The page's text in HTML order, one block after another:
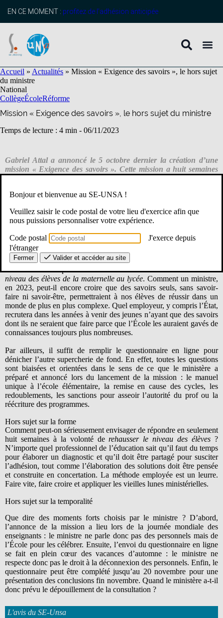
principal
EN CE MOMENT : profitez de l’adhésion anticipée
Accueil » Actualités » Mission « Exigence des savoirs », le hors sujet
du ministre
National
CollègeÉcoleRéforme
Mission « Exigence des savoirs », le hors sujet du ministre
Temps de lecture : 4 min - 06/11/2023
Gabriel Attal a annoncé le 5 octobre dernier la création d’une
mission « Exigence des savoirs ». Cette mission a huit semaines
pour rendre un rapport sur les réformes pédagogiques à
mission, se trouve une consultation des personnels (sans les CPE
SE-Unsa, le ministre est hors sujet.
Hors sujet sur le fond
Le titre même de la mission montre une vue restrictive et rétrograde
de ce que l’École doit enseigner et apporter aux élèves. Les savoirs,
formule répétée comme un mantra par notre ministre, seraient à eux
seuls la solution pour aboutir à l’ambition affichée :accroître le
niveau des élèves de la maternelle au lycée. Comment un ministre,
en 2023, peut-il encore croire que des savoirs seuls, sans savoir-
faire ni savoir-être, permettraient à nos élèves de réussir dans un
monde de plus en plus complexe. Quel employeur, y compris l’État,
recrutera dans les années à venir des jeunes n’ayant que des savoirs
dont ils ne seraient que faire parce que l’École les auraient gavés de
connaissances toujours plus nombreuses.
Par ailleurs, il suffit de remplir le questionnaire en ligne pour
dénicher l’autre supercherie de fond. En effet, toutes les questions
sont biaisées et orientées dans le sens de ce que le ministère a
préparé et annoncé lors du lancement de la mission : le manuel
unique à l’école élémentaire, la remise en cause des cycles, les
redoublements, les sanctions pour asseoir l’autorité du prof ou la
réécriture des programmes.
Hors sujet sur la forme
Comment peut-on sérieusement envisager de répondre en seulement
huit semaines à la volonté derehausser le niveau des élèves ?
N’importe quel professionnel de l’éducation sait qu’il faut du temps
pour élaborer un diagnostic et qu’il doit être partagé pour susciter
l’adhésion, tout comme l’élaboration des solutions doit être pensée
et construite en concertation. La méthode employée est un leurre.
Faire vite, faire croire et appliquer les vieilles lunes ministérielles.
Hors sujet sur la temporalité
Que dire des moments forts choisis par le ministre ? D’abord,
l’annonce de la mission a lieu lors de la journée mondiale des
enseignants : le ministre ne parle donc pas des personnels mais de
l’École pour les célébrer. Ensuite, l’envoi du questionnaire en ligne
se fait en plein cœur des vacances d’automne : le ministre ne
respecte donc pas le droit à la déconnexion des personnels. Enfin, le
questionnaire peut être complété jusqu’au 20 novembre pour une
présentation des conclusions fin novembre. Quand le ministère a-t-il
donc prévu le dépouillement de la consultation ?
L'avis du SE-Unsa
Bonjour et bienvenue au SE-UNSA !
Veuillez saisir le code postal de votre lieu d'exercice afin que
nous puissions personnaliser votre expérience.
Code postal
J'exerce depuis
l'étranger
Fermer Valider et accéder au site